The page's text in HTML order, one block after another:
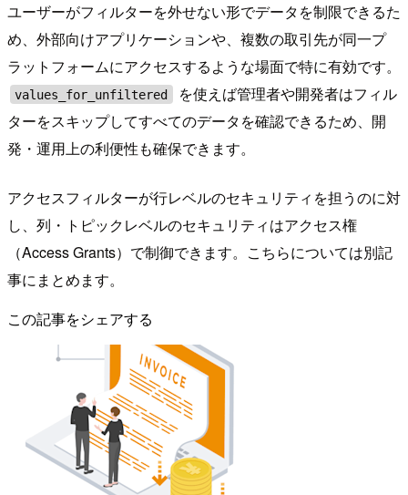
ユーザーがフィルターを外せない形でデータを制限できるた
め、外部向けアプリケーションや、複数の取引先が同一プ
ラットフォームにアクセスするような場面で特に有効です。
values_for_unfiltered
を使えば管理者や開発者はフィル
ターをスキップしてすべてのデータを確認できるため、開
発・運用上の利便性も確保できます。
アクセスフィルターが行レベルのセキュリティを担うのに対
し、列・トピックレベルのセキュリティはアクセス権
（Access Grants）で制御できます。こちらについては別記
事にまとめます。
この記事をシェアする